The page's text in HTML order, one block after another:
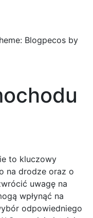
Blogpecos by
to kluczowy
na drodze oraz o
uwagę na
wpłynąć na
odpowiedniego